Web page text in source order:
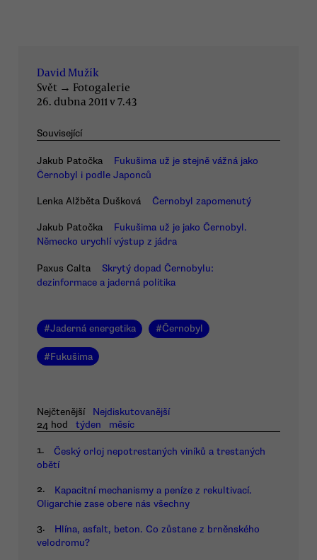
David Mužík
Svět → Fotogalerie
26. dubna 2011 v 7.43
Související
Jakub Patočka
Fukušima už je stejně vážná jako
Černobyl i podle Japonců
Lenka Alžběta Dušková Černobyl zapomenutý
Jakub Patočka
Fukušima už je jako Černobyl.
Německo urychlí výstup z jádra
Paxus Calta
Skrytý dopad Černobylu:
dezinformace a jaderná politika
#Jaderná energetika #Černobyl
#Fukušima
Nejčtenější
Nejdiskutovanější
24 hod
týden měsíc
1.
Český orloj nepotrestaných viníků a trestaných
obětí
2.
Kapacitní mechanismy a peníze z rekultivací.
Oligarchie zase obere nás všechny
3.
Hlína, asfalt, beton. Co zůstane z brněnského
velodromu?